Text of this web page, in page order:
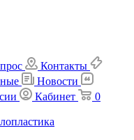
Контакты
Новости
Кабинет
0